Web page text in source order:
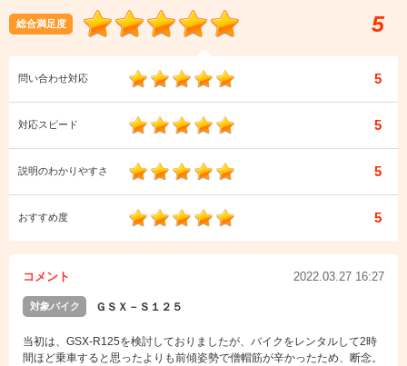
総合満足度 5
問い合わせ対応 5
対応スピード 5
説明のわかりやすさ 5
おすすめ度 5
コメント 2022.03.27 16:27
対象バイク ＧＳＸ－Ｓ１２５
当初は、GSX-R125を検討しておりましたが、バイクをレンタルして2時
間ほど乗車すると思ったよりも前傾姿勢で僧帽筋が辛かったため、断念。